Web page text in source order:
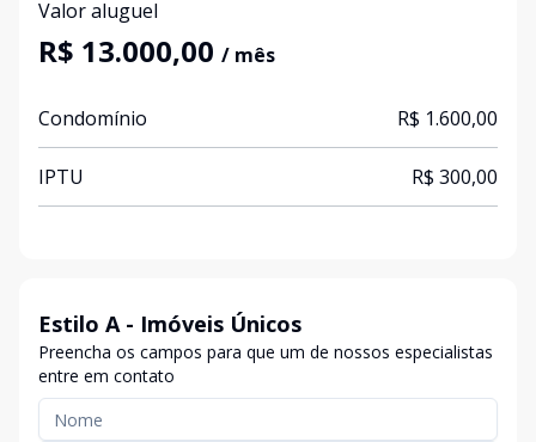
Valor aluguel
R$ 13.000,00 / mês
Condomínio R$ 1.600,00
IPTU R$ 300,00
Estilo A - Imóveis Únicos
Preencha os campos para que um de nossos especialistas
entre em contato